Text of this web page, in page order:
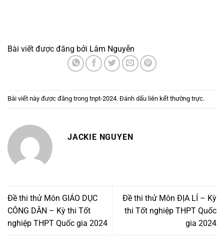
Bài viết được đăng bởi Lâm Nguyễn
Bài viết này được đăng trong tnpt-2024. Đánh dấu liên kết thường trực.
JACKIE NGUYEN
Đề thi thử Môn GIÁO DỤC
CÔNG DÂN – Kỳ thi Tốt
nghiệp THPT Quốc gia 2024
Đề thi thử Môn ĐỊA LÍ – Kỳ
thi Tốt nghiệp THPT Quốc
gia 2024